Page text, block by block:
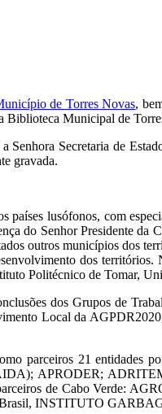
de Torres Novas,
Municipal de
Secretaria de
gravada.
lusófonos, com
do Senhor Presidente da
outros municípios dos
dos territórios.
Politécnico de Tomar,
dos Grupos de
Local da
parceiros 21 entidades
APRODER;
de Cabo Verde:
INSTITUTO